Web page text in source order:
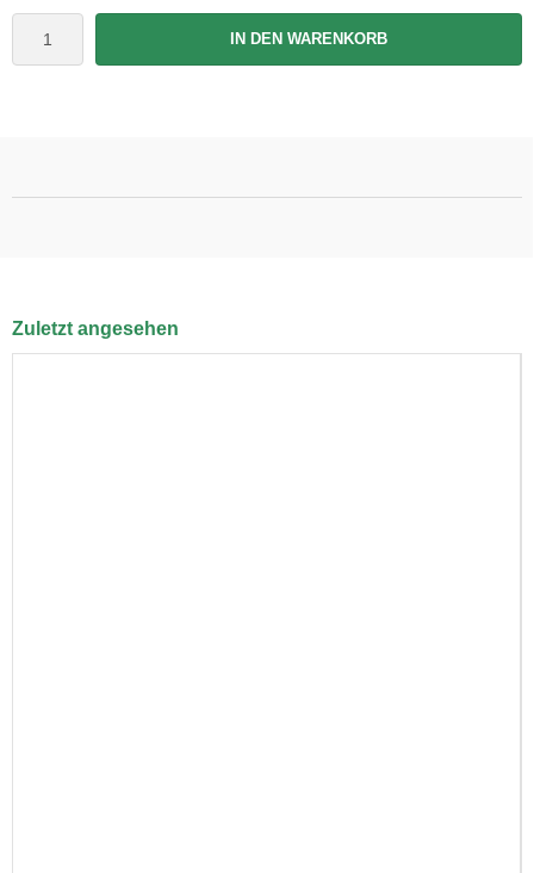
IN DEN WARENKORB
Zuletzt angesehen